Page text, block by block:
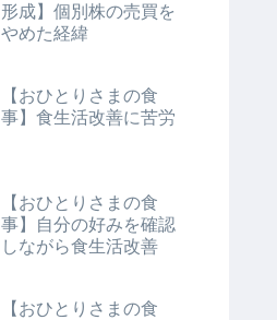
形成】個別株の売買を
やめた経緯
【おひとりさまの食
事】食生活改善に苦労
【おひとりさまの食
事】自分の好みを確認
しながら食生活改善
【おひとりさまの食